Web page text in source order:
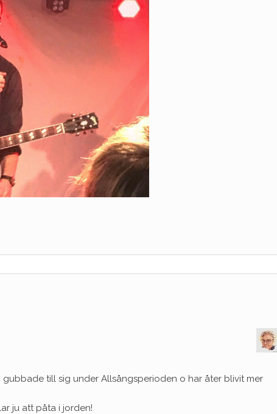
gubbade till sig under Allsångsperioden o har åter blivit mer
ju att påta i jorden!